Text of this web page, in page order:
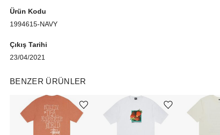
Ürün Kodu
1994615-NAVY
Çıkış Tarihi
23/04/2021
BENZER ÜRÜNLER
Ürünü istek listesine ekle veya listeden çıkar Ürünü istek listesine ekle veya listeden çıkar